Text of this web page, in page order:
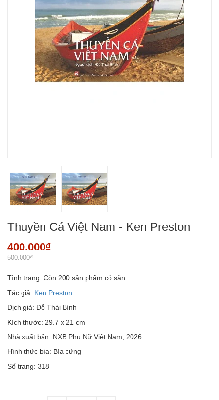
Thuyền Cá Việt Nam - Ken Preston
400.000₫
500.000₫
Tình trạng: Còn 200 sản phẩm có sẵn.
Tác giả: Ken Preston
Dịch giả: Đỗ Thái Bình
Kích thước: 29.7 x 21 cm
Nhà xuất bản: NXB Phụ Nữ Việt Nam, 2026
Hình thức bìa: Bìa cứng
Số trang: 318